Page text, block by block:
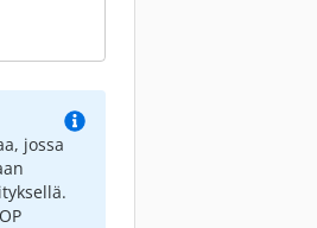
jossa